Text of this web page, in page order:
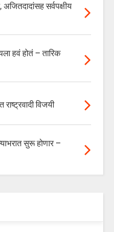
अजितदादांसह सर्वपक्षीय
हवं होतं – तारिक
विजयी
सुरू होणार –